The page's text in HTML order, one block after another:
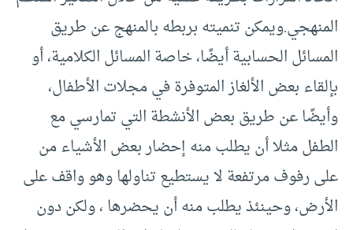
المنهجي.ويمكن تنميته بربطه بالمنهج عن طريق
المسائل الحسابية أيضًا، خاصة المسائل الكلامية، أو
بإلقاء بعض الألغاز المتوفرة في مجلات الأطفال،
وأيضًا عن طريق بعض الأنشطة التي تمارسي مع
الطفل مثلا أن يطلب منه إحضار بعض الأشياء من
على رفوف مرتفعة لا يستطيع تناولها وهو واقف على
الأرض، وحينئذ يطلب منه أن يحضرها ، ولكن دون